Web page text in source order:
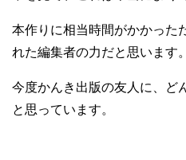
本作りに相当時間がかかった
れた編集者の力だと思います。
今度かんき出版の友人に、ど
と思っています。